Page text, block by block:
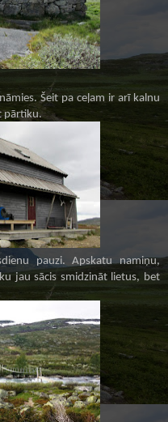
. Šeit pa ceļam ir arī kalnu
pārtiku.
pauzi. Apskatu namiņu,
jau sācis smidzinātlietus, bet